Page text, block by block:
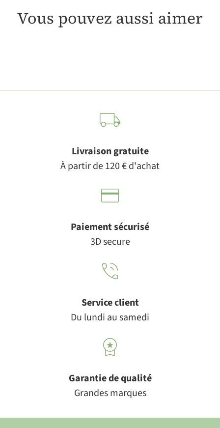
Vous pouvez aussi aimer
Livraison gratuite
À partir de 120 € d'achat
Paiement sécurisé
3D secure
Service client
Du lundi au samedi
Garantie de qualité
Grandes marques